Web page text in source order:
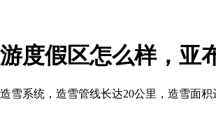
度假区怎么样，亚
雪系统，造雪管线长达20公里，造雪面